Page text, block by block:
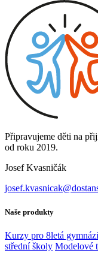
Připravujeme děti na
od roku 2019.
Josef Kvasničák
Naše produkty
Kurzy pro 8letá
střední školy Modelové